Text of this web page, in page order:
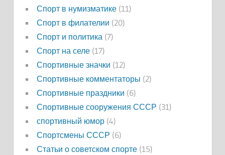
Спорт в нумизматике(11)
Спорт в филателии (20)
Спорт и политика (7)
Спорт на селе(17)
Спортивные значки (12)
Спортивные комментаторы (2)
Спортивные праздники (6)
Спортивные сооружения СССР (31)
спортивный юмор(4)
Спортсмены СССР (6)
Статьи о советском спорте(15)